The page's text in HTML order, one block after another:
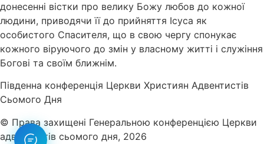
донесенні вістки про велику Божу любов до кожної
людини, приводячи її до прийняття Ісуса як
особистого Спасителя, що в свою чергу спонукає
кожного віруючого до змін у власному житті і служіння
Богові та своїм ближнім.
Південна конференція Церкви Християн Адвентистів
Сьомого Дня
© Права захищені Генеральною конференцією Церкви
адвентистів сьомого дня, 2026